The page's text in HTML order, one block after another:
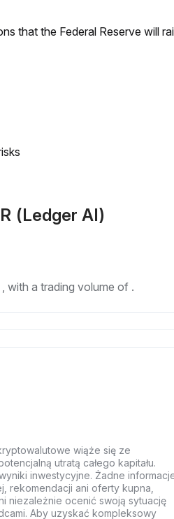
that the Federal Reserve will
(Ledger AI)
with a trading volume of .
wiąże się ze
utratą całego kapitału.
inwestycyjne. Żadne
rekomendacji ani oferty kupna,
niezależnie ocenić swoją sytuację
Aby uzyskać kompleksowy